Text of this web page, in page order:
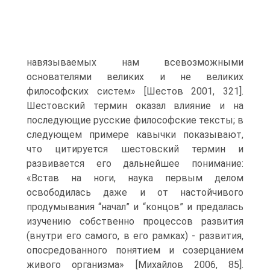
навязываемых нам всевозможными
основателями великих и не великих
философских систем» [Шестов 2001, 321].
Шестовский термин оказал влияние и на
последующие русские философские тексты; в
следующем примере кавычки показывают,
что цитируется шестовский термин и
развивается его дальнейшее понимание:
«Встав на ноги, наука первым делом
освободилась даже и от настойчивого
продумывания “начал” и “концов” и предалась
изучению собственно процессов развития
(внутри его самого, в его рамках) - развития,
опосредованного понятием и созерцанием
живого организма» [Михайлов 2006, 85].